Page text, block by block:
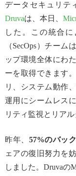
データセキュリテ
Druvaは、本日、
した。この統合
（SecOps）チー
ップ環境全体にわ
ーを取得できます
リ、システム動作
運用にシームレス
リティ監視とリア
昨年、 57%のバッ
ェアの復旧努力を
しました。Druvaの